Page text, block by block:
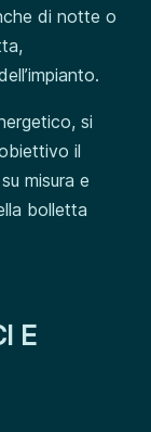
di notte o
si
il
misura e
bolletta
E